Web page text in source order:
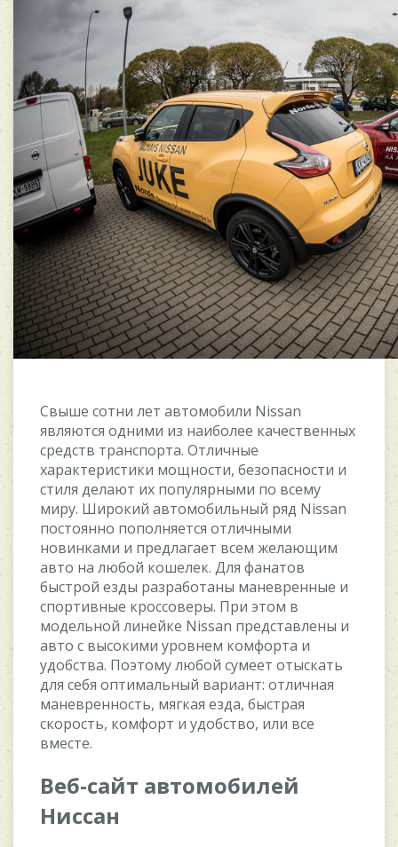
Свыше сотни лет автомобили Nissan
являются одними из наиболее качественных
средств транспорта. Отличные
характеристики мощности, безопасности и
стиля делают их популярными по всему
миру. Широкий автомобильный ряд Nissan
постоянно пополняется отличными
новинками и предлагает всем желающим
авто на любой кошелек. Для фанатов
быстрой езды разработаны маневренные и
спортивные кроссоверы. При этом в
модельной линейке Nissan представлены и
авто с высокими уровнем комфорта и
удобства. Поэтому любой сумеет отыскать
для себя оптимальный вариант: отличная
маневренность, мягкая езда, быстрая
скорость, комфорт и удобство, или все
вместе.
Веб-сайт автомобилей
Ниссан